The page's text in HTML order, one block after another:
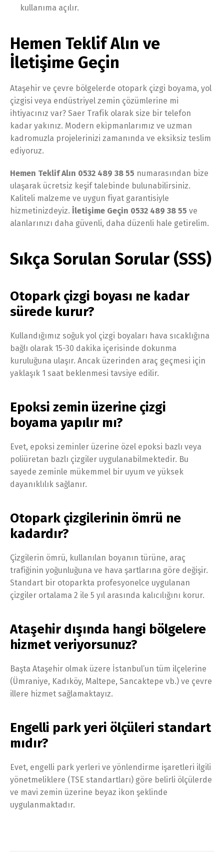
kullanıma açılır.
Hemen Teklif Alın ve
İletişime Geçin
Ataşehir ve çevre bölgelerde otopark çizgi boyama, yol
çizgisi veya endüstriyel zemin çözümlerine mi
ihtiyacınız var? Saer Trafik olarak size bir telefon
kadar yakınız. Modern ekipmanlarımız ve uzman
kadromuzla projelerinizi zamanında ve eksiksiz teslim
ediyoruz.
Hemen Teklif Alın 0532 489 38 55 numarasından bize
ulaşarak ücretsiz keşif talebinde bulunabilirsiniz.
Kaliteli malzeme ve uygun fiyat garantisiyle
hizmetinizdeyiz. İletişime Geçin 0532 489 38 55 ve
alanlarınızı daha güvenli, daha düzenli hale getirelim.
Sıkça Sorulan Sorular (SSS)
Otopark çizgi boyası ne kadar
sürede kurur?
Kullandığımız soğuk yol çizgi boyaları hava sıcaklığına
bağlı olarak 15-30 dakika içerisinde dokunma
kuruluğuna ulaşır. Ancak üzerinden araç geçmesi için
yaklaşık 1 saat beklenmesi tavsiye edilir.
Epoksi zemin üzerine çizgi
boyama yapılır mı?
Evet, epoksi zeminler üzerine özel epoksi bazlı veya
poliüretan bazlı çizgiler uygulanabilmektedir. Bu
sayede zeminle mükemmel bir uyum ve yüksek
dayanıklılık sağlanır.
Otopark çizgilerinin ömrü ne
kadardır?
Çizgilerin ömrü, kullanılan boyanın türüne, araç
trafiğinin yoğunluğuna ve hava şartlarına göre değişir.
Standart bir otoparkta profesyonelce uygulanan
çizgiler ortalama 2 ile 5 yıl arasında kalıcılığını korur.
Ataşehir dışında hangi bölgelere
hizmet veriyorsunuz?
Başta Ataşehir olmak üzere İstanbul’un tüm ilçelerine
(Ümraniye, Kadıköy, Maltepe, Sancaktepe vb.) ve çevre
illere hizmet sağlamaktayız.
Engelli park yeri ölçüleri standart
mıdır?
Evet, engelli park yerleri ve yönlendirme işaretleri ilgili
yönetmeliklere (TSE standartları) göre belirli ölçülerde
ve mavi zemin üzerine beyaz ikon şeklinde
uygulanmaktadır.